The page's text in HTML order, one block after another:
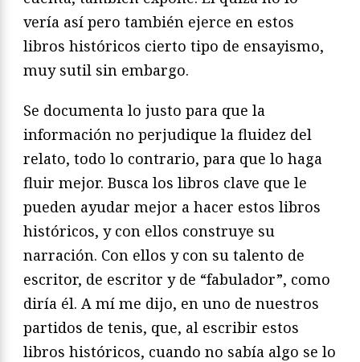
vería así pero también ejerce en estos
libros históricos cierto tipo de ensayismo,
muy sutil sin embargo.
Se documenta lo justo para que la
información no perjudique la fluidez del
relato, todo lo contrario, para que lo haga
fluir mejor. Busca los libros clave que le
pueden ayudar mejor a hacer estos libros
históricos, y con ellos construye su
narración. Con ellos y con su talento de
escritor, de escritor y de “fabulador”, como
diría él. A mí me dijo, en uno de nuestros
partidos de tenis, que, al escribir estos
libros históricos, cuando no sabía algo se lo